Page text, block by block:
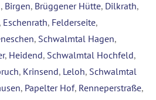
, Birgen, Brüggener Hütte, Dilkrath,
, Eschenrath, Felderseite,
, Schwalmtal Hagen,
, Heidend, Schwalmtal Hochfeld,
, Krinsend, Leloh, Schwalmtal
, Papelter Hof, Renneperstraße,